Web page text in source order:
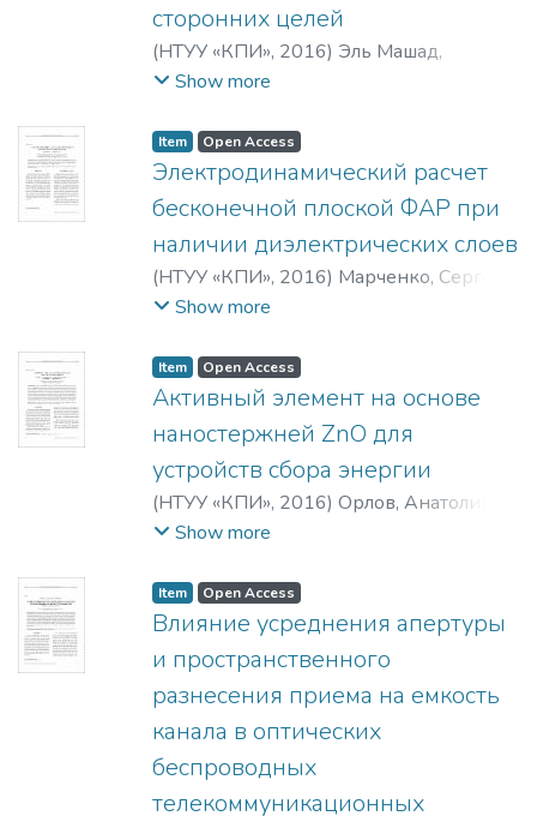
сторонних целей
(НТУУ «КПИ», 2016) Эль Машад,
Мохамед Б.;El Mashade, Mohamed B.
Show more
Item Open Access
Электродинамический расчет
бесконечной плоской ФАР при
наличии диэлектрических слоев
(НТУУ «КПИ», 2016) Марченко, Сергей
Викторович;
M.
Show more
Item Open Access
Активный элемент на основе
наностержней ZnO для
устройств сбора энергии
(НТУУ «КПИ», 2016) Орлов, Анатолий
Тимофеевич;
Игоревич;Богдан, Александр
Владимирович;Пашкевич, Геннадий
Иванович; Orlov, Anatolii T.;
Veronika A.;Zazerin, Andrii I.;Bogdan, O.
Pashkevich, G.;Yakymenko, Yuriy I.
Show more
Item Open Access
Влияние усреднения апертуры
и пространственного
разнесения приема на емкость
канала в оптических
беспроводных
телекоммуникационных